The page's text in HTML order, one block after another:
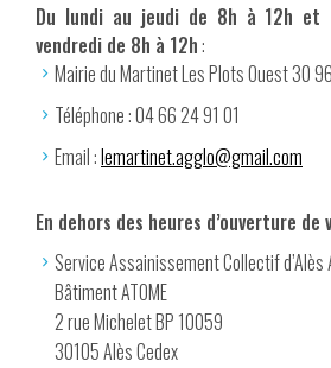
Du lundi au jeudi de 8h à 12h et
vendredi de 8h à 12h:
Mairie du Martinet Les Plots Ouest 30
Téléphone : 04 66 24 91 01
Email :lemartinet.agglo@gmail.com
En dehors des heures d’ouverture
Service Assainissement Collectif
Bâtiment ATOME
2 rue Michelet BP 10059
30105 Alès Cedex